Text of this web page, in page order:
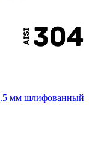
мм шлифованный